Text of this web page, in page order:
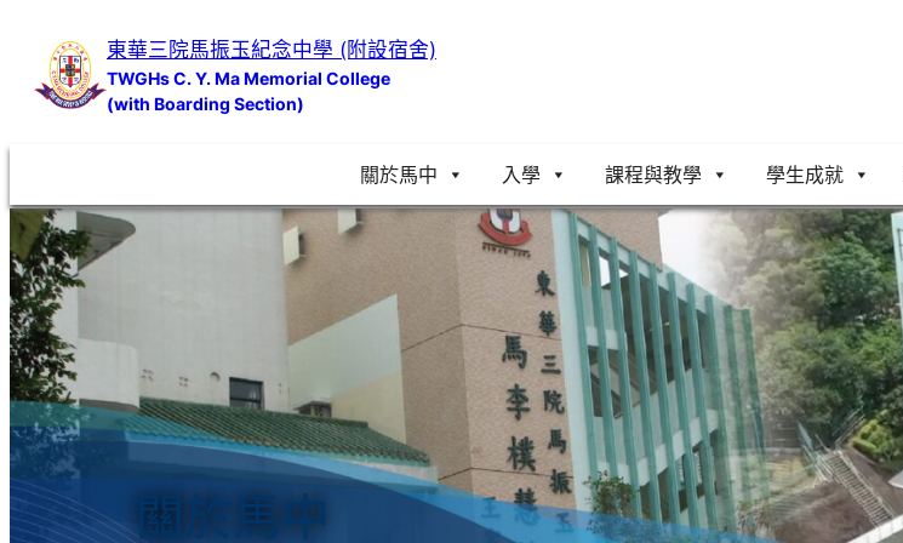
內
東華三院馬振玉紀念中學 (附設宿舍)
TWGHs C. Y. Ma Memorial College
(with Boarding Section)
關於馬中 入學 課程與教學 學生成就
關於馬中